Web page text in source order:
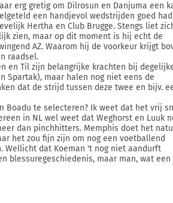
erg gretig om Dilrosun en Danjuma een
een handjevol wedstrijden goed
Hertha en Club Brugge. Stengs liet
zien, maar op dit moment is hij echt de
AZ. Waarom hij de voorkeur krijgt
raadsel.
en Til zijn belangrijke krachten bij
Spartak), maar halen nog niet eens de
dat de strijd tussen deze twee en bijv.
Boadu te selecteren? Ik weet dat het vrij
in NL wel weet dat Weghorst en Luuk
dan pinchhitters. Memphis doet het
het zou fijn zijn om nog een voetballend
Wellicht dat Koeman 't nog niet aandurft
blessuregeschiedenis, maar man, wat een